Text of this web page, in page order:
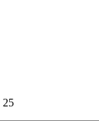
25